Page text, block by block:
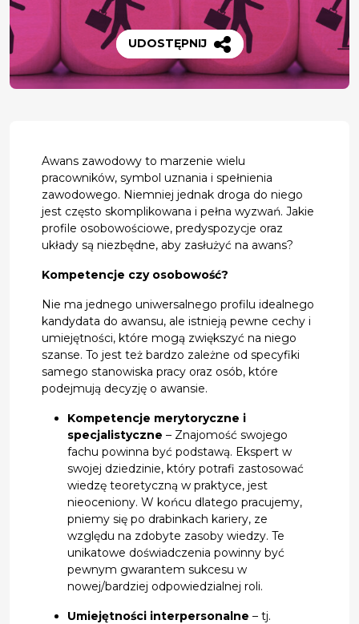
UDOSTĘPNIJ
Awans zawodowy to marzenie wielu
pracowników, symbol uznania i spełnienia
zawodowego. Niemniej jednak droga do niego
jest często skomplikowana i pełna wyzwań. Jakie
profile osobowościowe, predyspozycje oraz
układy są niezbędne, aby zasłużyć na awans?
Kompetencje czy osobowość?
Nie ma jednego uniwersalnego profilu idealnego
kandydata do awansu, ale istnieją pewne cechy i
umiejętności, które mogą zwiększyć na niego
szanse. To jest też bardzo zależne od specyfiki
samego stanowiska pracy oraz osób, które
podejmują decyzję o awansie.
Kompetencje merytoryczne i
specjalistyczne – Znajomość swojego
fachu powinna być podstawą. Ekspert w
swojej dziedzinie, który potrafi zastosować
wiedzę teoretyczną w praktyce, jest
nieoceniony. W końcu dlatego pracujemy,
pniemy się po drabinkach kariery, ze
względu na zdobyte zasoby wiedzy. Te
unikatowe doświadczenia powinny być
pewnym gwarantem sukcesu w
nowej/bardziej odpowiedzialnej roli.
Umiejętności interpersonalne – tj.